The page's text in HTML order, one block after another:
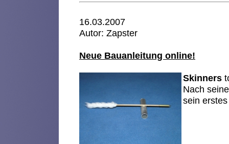
16.03.2007
Autor: Zapster
Neue Bauanleitung online!
Skinners
Nach
sein